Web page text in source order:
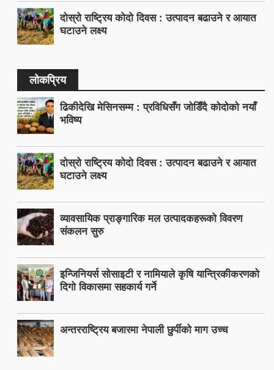
दोस्रो राष्ट्रिय कोदो दिवस : उत्पादन बढाउने र आयात
घटाउने लक्ष्य
लोकप्रिय
ढिकीदेखि मेसिनसम्म : प्रविधिसँग जोडिँदै कोदोको नयाँ
भविष्य
दोस्रो राष्ट्रिय कोदो दिवस : उत्पादन बढाउने र आयात
घटाउने लक्ष्य
व्यावसायिक प्राङ्गारिक मल उत्पादकहरूको विवरण
संकलन सुरु
इन्जिनियर्स सोसाइटी र नामियाले कृषि यान्त्रिकीकरणको
दिगो विकासमा सहकार्य गर्ने
अन्तरराष्ट्रिय बजारमा नेपाली छुर्पीको माग उच्च